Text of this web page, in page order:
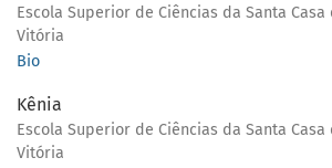
Escola Superior de Ciências da Santa
Vitória
Bio
Kênia
Escola Superior de Ciências da Santa
Vitória